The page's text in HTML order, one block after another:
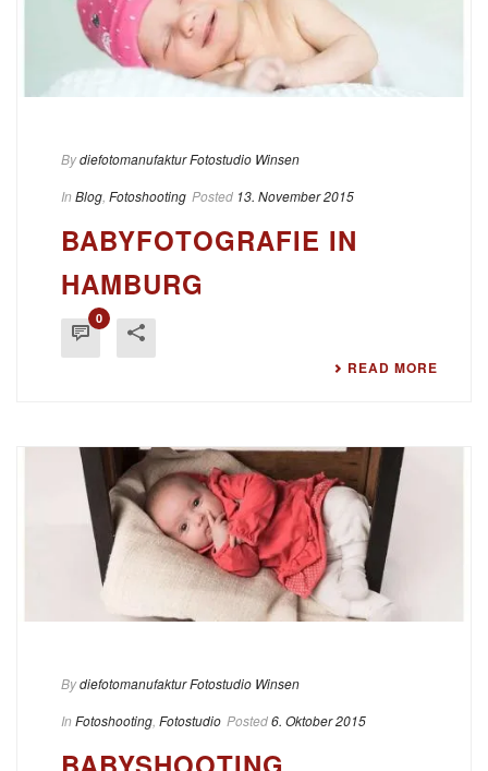
Bydiefotomanufaktur Fotostudio Winsen
In Blog, Fotoshooting Posted 13. November 2015
BABYFOTOGRAFIE IN
HAMBURG
0
READ MORE
Bydiefotomanufaktur Fotostudio Winsen
In Fotoshooting Fotostudio Posted6. Oktober 2015